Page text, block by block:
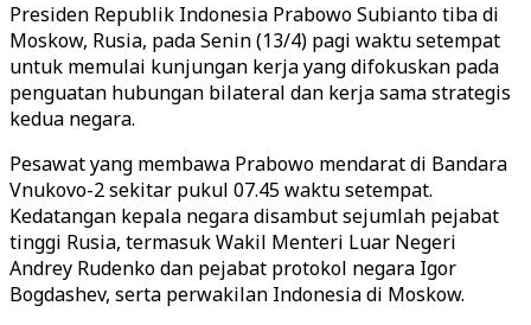
Presiden Republik Indonesia Prabowo Subianto tiba di
Moskow, Rusia, pada Senin (13/4) pagi waktu setempat
untuk memulai kunjungan kerja yang difokuskan pada
penguatan hubungan bilateral dan kerja sama strategis
kedua negara.
Pesawat yang membawa Prabowo mendarat di Bandara
Vnukovo-2 sekitar pukul 07.45 waktu setempat.
Kedatangan kepala negara disambut sejumlah pejabat
tinggi Rusia, termasuk Wakil Menteri Luar Negeri
Andrey Rudenko dan pejabat protokol negara Igor
Bogdashev, serta perwakilan Indonesia di Moskow.